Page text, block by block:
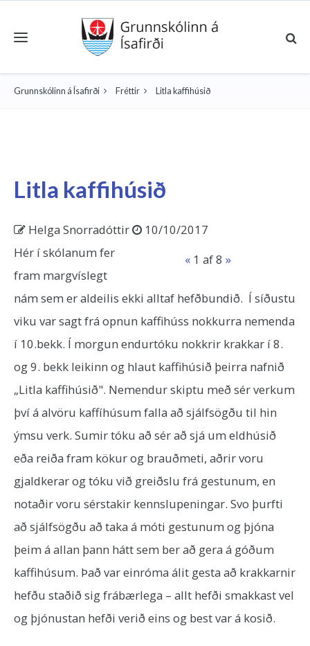
Toggle navigation
Grunnskólinn á Ísafirði Fréttir Litla kaffihúsið
Litla kaffihúsið
Helga Snorradóttir
10/10/2017
« 1 af 8 »
Hér í skólanum fer
fram margvíslegt
nám sem er aldeilis ekki alltaf hefðbundið. Í síðustu
viku var sagt frá opnun kaffihúss nokkurra nemenda
í 10.bekk. Í morgun endurtóku nokkrir krakkar í 8.
og 9. bekk leikinn og hlaut kaffihúsið þeirra nafnið
„Litla kaffihúsið". Nemendur skiptu með sér verkum
því á alvöru kaffíhúsum falla að sjálfsögðu til hin
ýmsu verk. Sumir tóku að sér að sjá um eldhúsið
eða reiða fram kökur og brauðmeti, aðrir voru
gjaldkerar og tóku við greiðslu frá gestunum, en
notaðir voru sérstakir kennslupeningar. Svo þurfti
að sjálfsögðu að taka á móti gestunum og þjóna
þeim á allan þann hátt sem ber að gera á góðum
kaffihúsum. Það var einróma álit gesta að krakkarnir
hefðu staðið sig frábærlega – allt hefði smakkast vel
og þjónustan hefði verið eins og best var á kosið.